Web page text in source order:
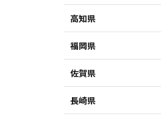
高知県
福岡県
佐賀県
長崎県